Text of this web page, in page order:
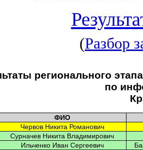
(Разбор
регионального
по
ФИО
Червов Никита Романович
Сурначев Никита Владимирович
Ильченко Иван Сергеевич